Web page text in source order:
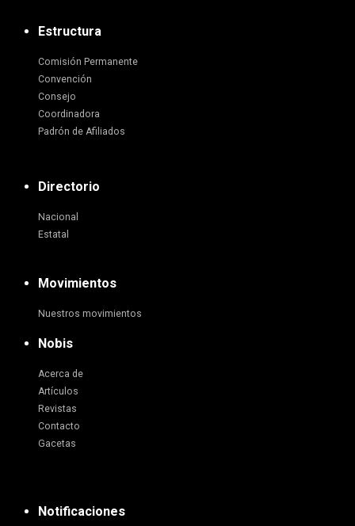
Estructura
Comisión Permanente
Convención
Consejo
Coordinadora
Padrón de Afiliados
Directorio
Nacional
Estatal
Movimientos
Nuestros movimientos
Nobis
Acerca de
Artículos
Revistas
Contacto
Gacetas
Notificaciones